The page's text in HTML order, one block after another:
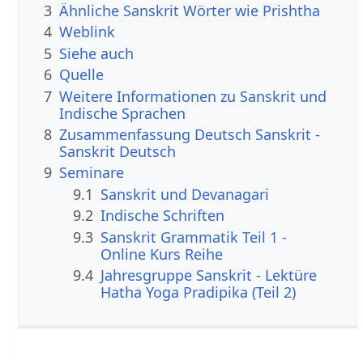
3 Ähnliche Sanskrit Wörter wie Prishtha
4 Weblink
5 Siehe auch
6 Quelle
7 Weitere Informationen zu Sanskrit und
Indische Sprachen
8 Zusammenfassung Deutsch Sanskrit -
Sanskrit Deutsch
9 Seminare
9.1 Sanskrit und Devanagari
9.2 Indische Schriften
9.3 Sanskrit Grammatik Teil 1 -
Online Kurs Reihe
9.4 Jahresgruppe Sanskrit - Lektüre
Hatha Yoga Pradipika (Teil 2)